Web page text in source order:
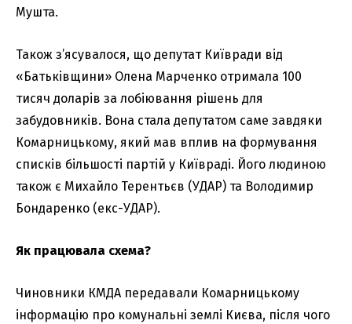
Мушта.
Також з’ясувалося, що депутат Київради від
«Батьківщини» Олена Марченко отримала 100
тисяч доларів за лобіювання рішень для
забудовників. Вона стала депутатом саме завдяки
Комарницькому, який мав вплив на формування
списків більшості партій у Київраді. Його людиною
також є Михайло Терентьєв (УДАР) та Володимир
Бондаренко (екс-УДАР).
Як працювала схема?
Чиновники КМДА передавали Комарницькому
інформацію про комунальні землі Києва, після чого